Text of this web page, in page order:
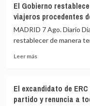
«fraternidad»
de
España
Gobierno
de
España
restablece
controles
viajeros
procedentes
El Gobierno
viajeros procedentes
MADRID 7 Ago. Diario
restablecer de manera
Leer másLeer
Gobierno
restablece
El excandidato de
partido y renuncia a